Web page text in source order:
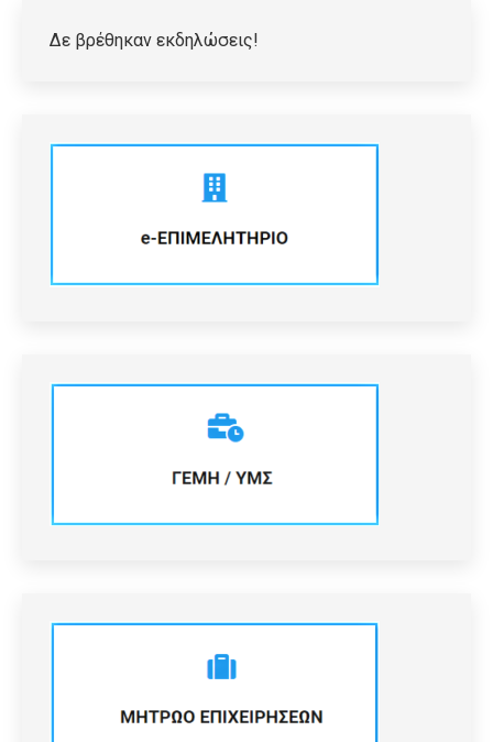
Δε βρέθηκαν εκδηλώσεις!